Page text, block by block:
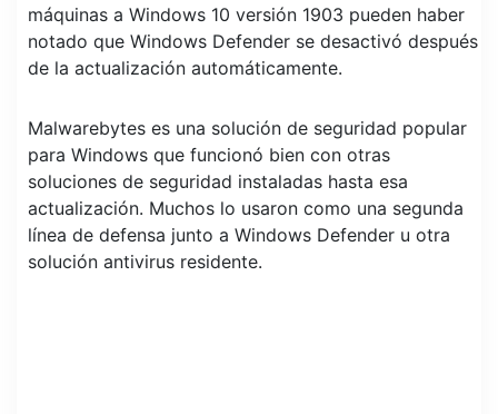
máquinas a Windows 10 versión 1903 pueden haber
notado que Windows Defender se desactivó después
de la actualización automáticamente.
Malwarebytes es una solución de seguridad popular
para Windows que funcionó bien con otras
soluciones de seguridad instaladas hasta esa
actualización. Muchos lo usaron como una segunda
línea de defensa junto a Windows Defender u otra
solución antivirus residente.